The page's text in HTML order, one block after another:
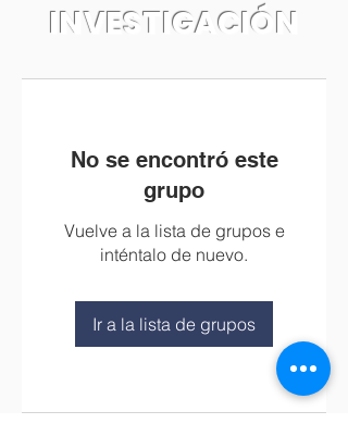
INVESTIGACIÓN
No se encontró este
grupo
Vuelve a la lista de grupos e
inténtalo de nuevo.
Ir a la lista de grupos